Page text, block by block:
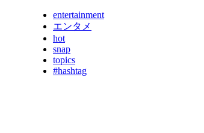
entertainment
エンタメ
hot
snap
topics
#hashtag